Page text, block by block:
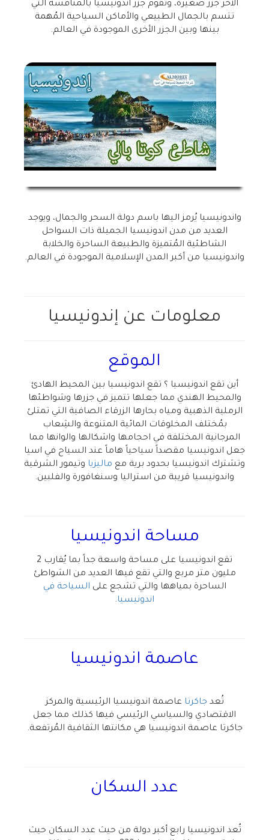
الاخر جزر صغيرة، وتقوم جزر اندونيسيا بالمنافسة التي
تتسم بالجمال الطبيعي والأماكن السياحية المُهمة
بينها وبين الجزر الأخرى الموجودة في العالم.
واندونيسيا يُرمز اليها باسم دولة السحر والجمال، ويوجد
العديد من مدن اندونيسيا الجميلة ذات السواحل
الشاطئية المُتميزة والطبيعة الساحرة والخلابة
واندونيسيا من أكبر المدن الإسلامية الموجودة في العالم.
معلومات عن إندونيسيا
الموقع
أين تقع اندونيسيا ؟ تقع اندونيسيا بين المحيط الهادئ
والمحيط الهندي مما جعلها تتميز في جزرها وشواطئها
الرملية الذهبية ومياه بحارها الزرقاء الصافية التي تمتلئ
بمُختلف المخلوقات المائية المتنوعة والشِعاب
المرجانية المختلفة في احجامها واشكالها والوانها مما
جعل اندونيسيا مقصداً سياحياً هاماً عند السياح في اسيا
وتشترك اندونيسيا بحدود برية مع ماليزيا وتيمور الشرقية
واندونيسيا قريبة من استراليا وسنغافورة والفلبين.
مساحة اندونيسيا
تقع اندونيسيا على مساحة واسعة جداً بما يُقارب 2
مليون متر مربع والتي تقع فيها العديد من الشواطئ
الساحرة بمياهها والتي تشجع على السياحة في
اندونيسيا.
عاصمة اندونيسيا
تُعدجاكرتا عاصمة اندونيسيا الرئيسية والمركز
الاقتصادي والسياسي الرئيسي فيها كذلك مما جعل
جاكرتا عاصمة اندونيسيا هي مكانتها الثقافية المُرتفعة.
عدد السكان
تُعد اندونيسيا رابع أكبر دولة من حيث عدد السكان حيث